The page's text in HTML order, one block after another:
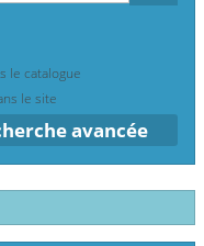
le catalogue
le site
avancée